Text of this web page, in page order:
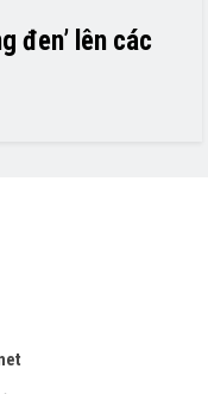
đen’ lên các